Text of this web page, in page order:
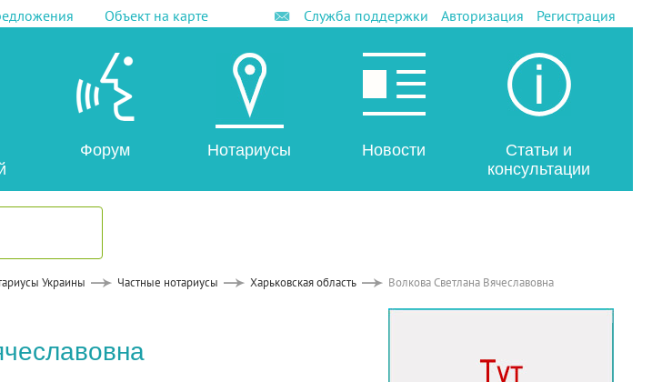
Объект на карте Служба поддержки Авторизация Регистрация
Форум Нотариусы Новости
Статьи и
консультации
Украины Частные нотариусы Харьковская область Волкова Светлана Вячеславовна